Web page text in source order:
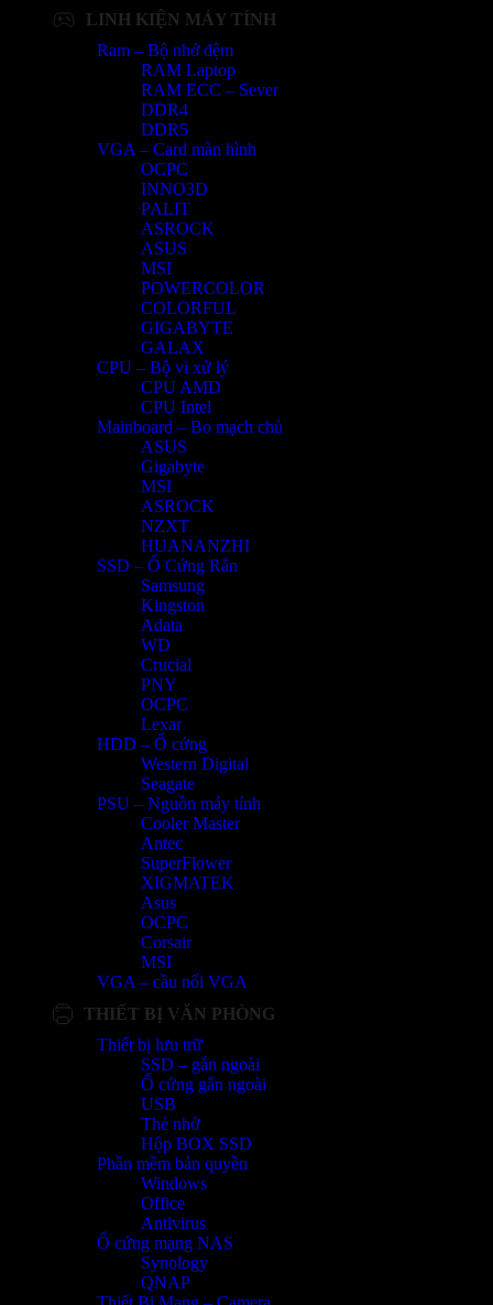
LINH KIỆN MÁY TÍNH
Ram – Bộ nhớ đệm
RAM Laptop
RAM ECC – Sever
DDR4
DDR5
VGA – Card màn hình
OCPC
INNO3D
PALIT
ASROCK
ASUS
MSI
POWERCOLOR
COLORFUL
GIGABYTE
GALAX
CPU – Bộ vi xử lý
CPU AMD
CPU Intel
Mainboard – Bo mạch chủ
ASUS
Gigabyte
MSI
ASROCK
NZXT
HUANANZHI
SSD – Ổ Cứng Rắn
Samsung
Kingston
Adata
WD
Crucial
PNY
OCPC
Lexar
HDD – Ổ cứng
Western Digital
Seagate
PSU – Nguồn máy tính
Cooler Master
Antec
SuperFlower
XIGMATEK
Asus
OCPC
Corsair
MSI
VGA – cầu nối VGA
THIẾT BỊ VĂN PHÒNG
Thiết bị lưu trữ
SSD – gắn ngoài
Ổ cứng gắn ngoài
USB
Thẻ nhớ
Hộp BOX SSD
Phần mềm bản quyền
Windows
Office
Antivirus
Ổ cứng mạng NAS
Synology
QNAP